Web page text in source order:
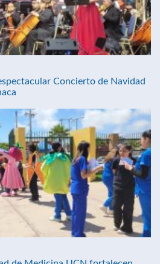
Concierto de Navidad